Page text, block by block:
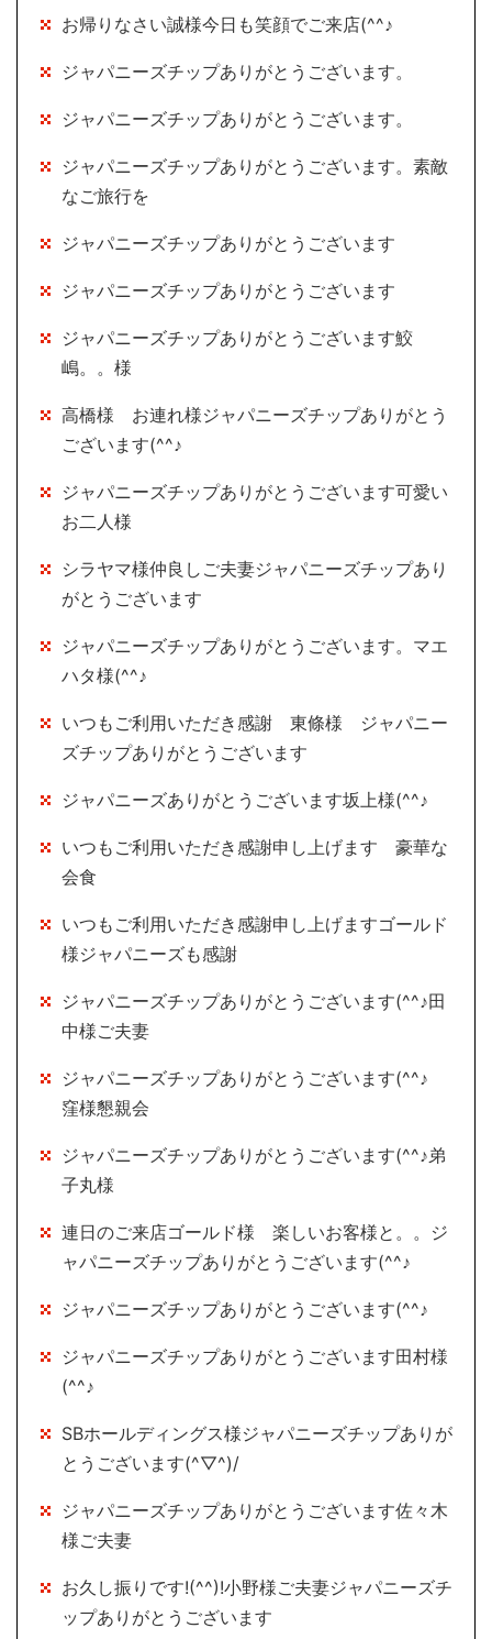
お帰りなさい誠様今日も笑顔でご来店(^^♪
ジャパニーズチップありがとうございます。
ジャパニーズチップありがとうございます。
ジャパニーズチップありがとうございます。素敵
なご旅行を
ジャパニーズチップありがとうございます
ジャパニーズチップありがとうございます
ジャパニーズチップありがとうございます鮫
嶋。。様
高橋様 お連れ様ジャパニーズチップありがとう
ございます(^^♪
ジャパニーズチップありがとうございます可愛い
お二人様
シラヤマ様仲良しご夫妻ジャパニーズチップあり
がとうございます
ジャパニーズチップありがとうございます。マエ
ハタ様(^^♪
いつもご利用いただき感謝 東條様 ジャパニー
ズチップありがとうございます
ジャパニーズありがとうございます坂上様(^^♪
いつもご利用いただき感謝申し上げます 豪華な
会食
いつもご利用いただき感謝申し上げますゴールド
様ジャパニーズも感謝
ジャパニーズチップありがとうございます(^^♪田
中様ご夫妻
ジャパニーズチップありがとうございます(^^♪
窪様懇親会
ジャパニーズチップありがとうございます(^^♪弟
子丸様
連日のご来店ゴールド様 楽しいお客様と。。ジ
ャパニーズチップありがとうございます(^^♪
ジャパニーズチップありがとうございます(^^♪
ジャパニーズチップありがとうございます田村様
(^^♪
SBホールディングス様ジャパニーズチップありが
とうございます(^▽^)/
ジャパニーズチップありがとうございます佐々木
様ご夫妻
お久し振りです!(^^)!小野様ご夫妻ジャパニーズチ
ップありがとうございます